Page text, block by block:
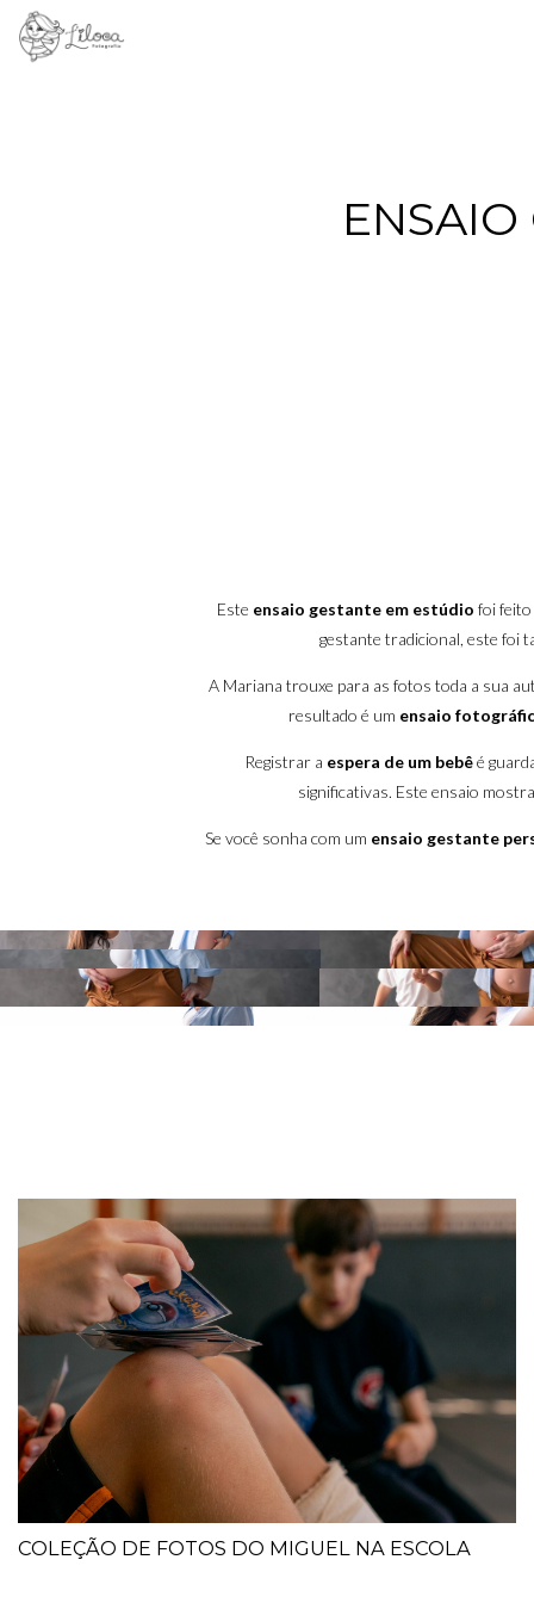
Este ensaio gestante em estúdio foi
gestante tradicional, este foi
A Mariana trouxe para as fotos toda a sua
resultado é um ensaio
Registrar a espera de um bebêé
significativas. Este ensaio
Se você sonha com um ensaio gestante
COLEÇÃO DE FOTOS DO MIGUEL NA ESCOLA